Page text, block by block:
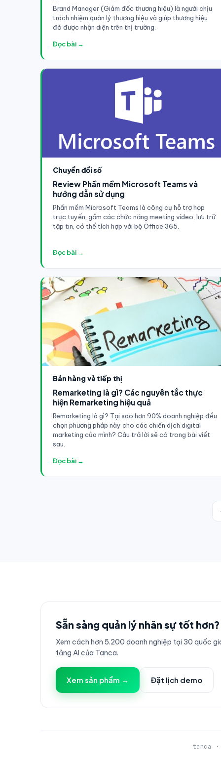
Brand Manager (Giám đốc thương hiệu) là người chịu
trách nhiệm quản lý thương hiệu và giúp thương hiệu
đó được nhận diện trên thị trường.
Đọc bài →
Chuyển đổi số
Review Phần mềm Microsoft Teams và
hướng dẫn sử dụng
Phần mềm Microsoft Teams là công cụ hỗ trợ họp
trực tuyến, gồm các chức năng meeting video, lưu trữ
tập tin, có thể tích hợp với bộ Office 365.
Đọc bài →
Bán hàng và tiếp thị
Remarketing là gì? Các nguyên tắc thực
hiện Remarketing hiệu quả
Remarketing là gì? Tại sao hơn 90% doanh nghiệp đều
chọn phương pháp này cho các chiến dịch digital
marketing của mình? Câu trả lời sẽ có trong bài viết
sau.
Đọc bài →
Sẵn sàng quản lý nhân sự tốt hơn?
Xem cách hơn 5.200 doanh nghiệp tại 30 quốc
tảng AI của Tanca.
Xem sản phẩm → Đặt lịch demo
tanca